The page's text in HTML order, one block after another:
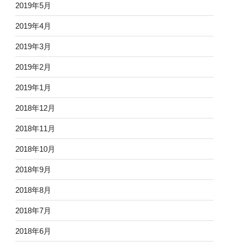
2019年5月
2019年4月
2019年3月
2019年2月
2019年1月
2018年12月
2018年11月
2018年10月
2018年9月
2018年8月
2018年7月
2018年6月